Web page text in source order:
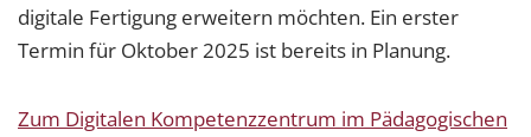
digitale Fertigung erweitern möchten. Ein erster
Termin für Oktober 2025 ist bereits in Planung.
Zum Digitalen Kompetenzzentrum im Pädagogischen